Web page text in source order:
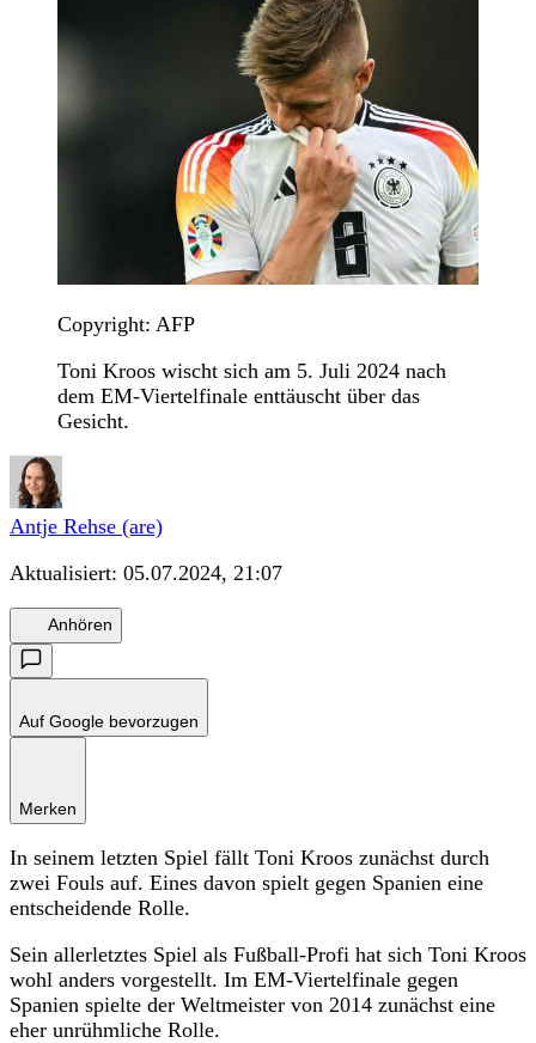
Copyright: AFP
Toni Kroos wischt sich am 5. Juli 2024 nach
dem EM-Viertelfinale enttäuscht über das
Gesicht.
Antje Rehse (are)
Aktualisiert: 05.07.2024, 21:07
Anhören
Auf Google bevorzugen
Merken
In seinem letzten Spiel fällt Toni Kroos zunächst durch
zwei Fouls auf. Eines davon spielt gegen Spanien eine
entscheidende Rolle.
Sein allerletztes Spiel als Fußball-Profi hat sich Toni Kroos
wohl anders vorgestellt. Im EM-Viertelfinale gegen
Spanien spielte der Weltmeister von 2014 zunächst eine
eher unrühmliche Rolle.